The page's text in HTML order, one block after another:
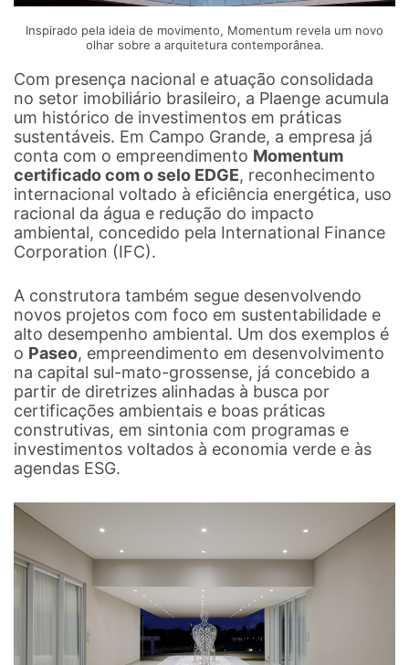
Inspirado pela ideia de movimento, Momentum revela um novo
olhar sobre a arquitetura contemporânea.
Com presença nacional e atuação consolidada
no setor imobiliário brasileiro, a Plaenge acumula
um histórico de investimentos em práticas
sustentáveis. Em Campo Grande, a empresa já
conta com o empreendimento Momentum
certificado com o selo EDGE, reconhecimento
internacional voltado à eficiência energética, uso
racional da água e redução do impacto
ambiental, concedido pela International Finance
Corporation (IFC).
A construtora também segue desenvolvendo
novos projetos com foco em sustentabilidade e
alto desempenho ambiental. Um dos exemplos é
o Paseo, empreendimento em desenvolvimento
na capital sul-mato-grossense, já concebido a
partir de diretrizes alinhadas à busca por
certificações ambientais e boas práticas
construtivas, em sintonia com programas e
investimentos voltados à economia verde e às
agendas ESG.